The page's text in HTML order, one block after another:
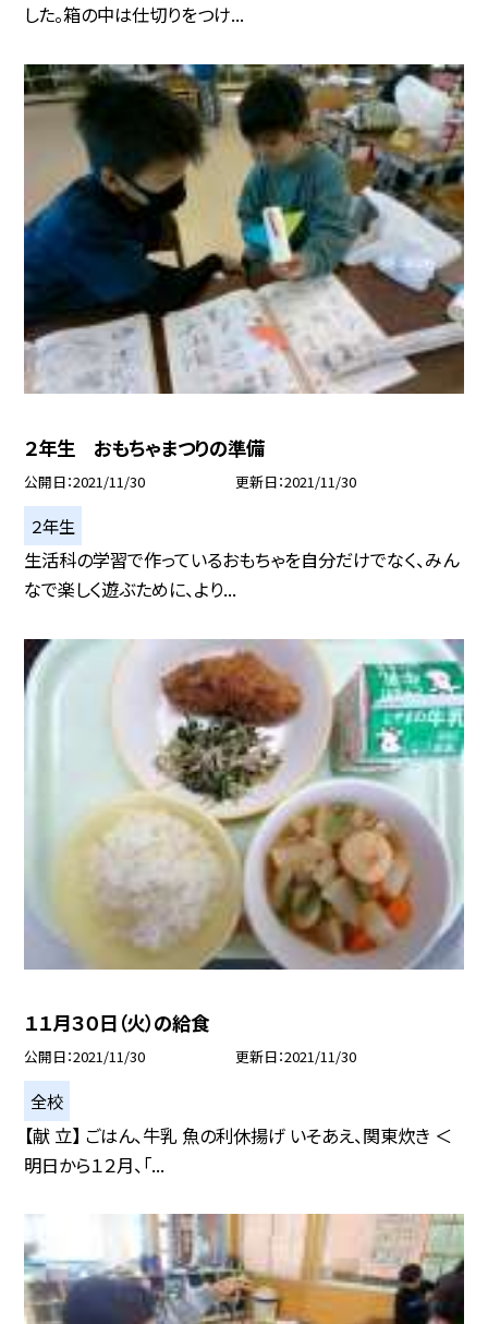
した。箱の中は仕切りをつけ...
２年生 おもちゃまつりの準備
公開日 2021/11/30 更新日 2021/11/30
２年生
生活科の学習で作っているおもちゃを自分だけでなく、みん
なで楽しく遊ぶために、より...
１１月３０日（火）の給食
公開日 2021/11/30 更新日 2021/11/30
全校
【献 立】 ごはん、牛乳 魚の利休揚げ いそあえ、関東炊き ＜
明日から１２月、「...